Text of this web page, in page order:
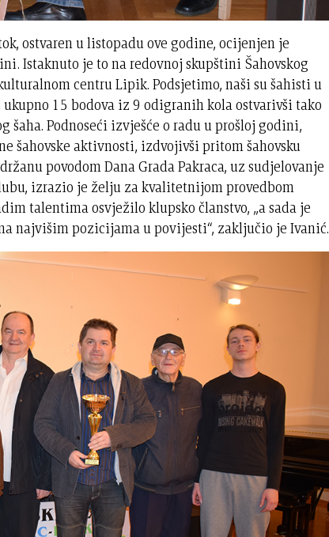
ostvaren u listopadu ove godine, ocijenjen je
Istaknuto je to na redovnoj skupštini Šahovskog
centru Lipik. Podsjetimo, naši su šahisti u
15 bodova iz 9 odigranih kola ostvarivši tako
Podnoseći izvješće o radu u prošloj godini,
šahovske aktivnosti, izdvojivši pritom šahovsku
povodom Dana Grada Pakraca, uz sudjelovanje
izrazio je želju za kvalitetnijom provedbom
talentima osvježilo klupsko članstvo, „a sada je
najvišim pozicijama u povijesti“, zaključio je Ivanić.